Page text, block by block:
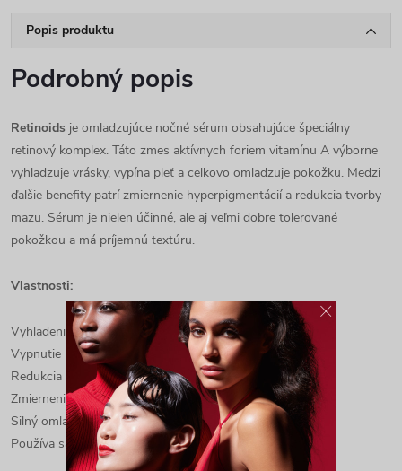
Popis produktu
Podrobný popis
Retinoids je omladzujúce nočné sérum obsahujúce špeciálny
retinový komplex. Táto zmes aktívnych foriem vitamínu A výborne
vyhladzuje vrásky, vypína pleť a celkovo omladzuje pokožku. Medzi
ďalšie benefity patrí zmiernenie hyperpigmentácií a redukcia tvorby
mazu. Sérum je nielen účinné, ale aj veľmi dobre tolerované
pokožkou a má príjemnú textúru.
Vlastnosti:
Vyhladenie vrások.
Vypnutie pokožky.
Redukcia tvorby mazu.
Zmiernenie pigmentácií.
Silný omladzujúci účinok.
Používa sa iba večer.
×